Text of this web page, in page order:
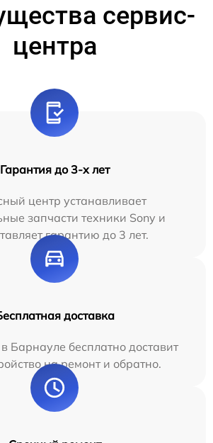
сервис-
центра
Гарантия до 3-х лет
центр устанавливает
запчасти техники Sony и
гарантию до 3 лет.
доставка
Барнауле бесплатно доставит
на ремонт и обратно.